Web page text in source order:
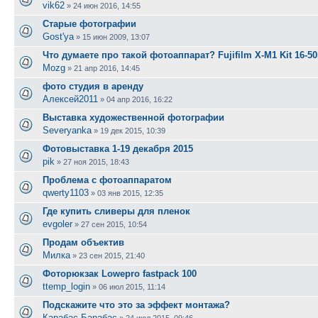
vik62 » 24 июн 2016, 14:55
Старые фотографии
Gost'ya » 15 июн 2009, 13:07
Что думаете про такой фотоаппарат? Fujifilm X-M1 Kit 16-
Mozg » 21 апр 2016, 14:45
фото студия в аренду
Алексей2011 » 04 апр 2016, 16:22
Выставка художественной фотографии
Severyanka » 19 дек 2015, 10:39
Фотовыставка 1-19 декабря 2015
pik » 27 ноя 2015, 18:43
Проблема с фотоаппаратом
qwerty1103 » 03 янв 2015, 12:35
Где купить сливеры для пленок
evgoler » 27 сен 2015, 10:54
Продам объектив
Милка » 23 сен 2015, 21:40
Фоторюкзак Lowepro fastpack 100
ttemp_login » 06 июл 2015, 11:14
Подскажите что это за эффект монтажа?